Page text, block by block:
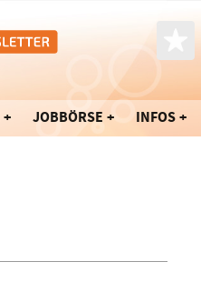
JOBBÖRSE INFOS